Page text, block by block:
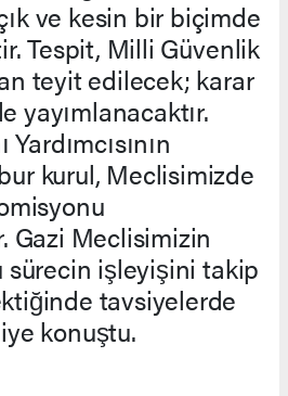
ve kesin bir biçimde
Tespit, Milli Güvenlik
teyit edilecek; karar
yayımlanacaktır.
kurul, Meclisimizde
Gazi Meclisimizin
işleyişini takip
tavsiyelerde
konuştu.